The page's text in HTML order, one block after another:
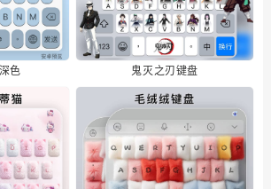
色 鬼灭之刃键盘